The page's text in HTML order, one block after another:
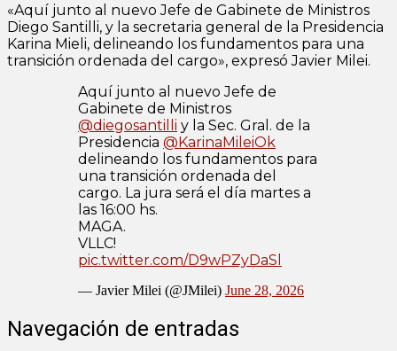
«Aquí junto al nuevo Jefe de Gabinete de Ministros
Diego Santilli, y la secretaria general de la Presidencia
Karina Mieli, delineando los fundamentos para una
transición ordenada del cargo», expresó Javier Milei.
Aquí junto al nuevo Jefe de
Gabinete de Ministros
@diegosantilli y la Sec. Gral. de la
Presidencia @KarinaMileiOk
delineando los fundamentos para
una transición ordenada del
cargo. La jura será el día martes a
las 16:00 hs.
MAGA.
VLLC!
pic.twitter.com/D9wPZyDaSl
— Javier Milei (@JMilei) June 28, 2026
Navegación de entradas